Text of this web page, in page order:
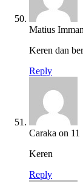
Matius
Keren dan
Reply
Caraka on 11
Keren
Reply